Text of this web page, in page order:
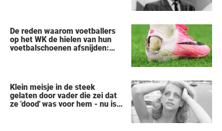
De reden waarom voetballers
op het WK de hielen van hun
voetbalschoenen afsnijden:
Klein meisje in de steek
gelaten door vader die zei dat
ze 'dood' was voor hem - nu is